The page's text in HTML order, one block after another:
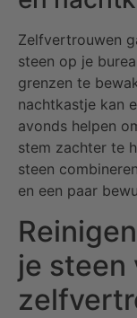
Zelfvertrouwen
steen op je
grenzen te
nachtkastje kan
avonds helpen
stem zachter te
steen
en een paar
je steen